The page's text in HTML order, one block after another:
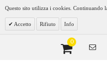
Questo sito utilizza i cookies. Continuando
Accetto Rifiuto Info
0